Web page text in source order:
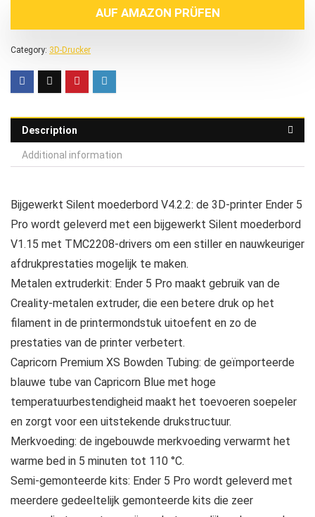
AUF AMAZON PRÜFEN
Category: 3D-Drucker
Description
Additional information
Bijgewerkt Silent moederbord V4.2.2: de 3D-printer Ender 5
Pro wordt geleverd met een bijgewerkt Silent moederbord
V1.15 met TMC2208-drivers om een stiller en nauwkeuriger
afdrukprestaties mogelijk te maken.
Metalen extruderkit: Ender 5 Pro maakt gebruik van de
Creality-metalen extruder, die een betere druk op het
filament in de printermondstuk uitoefent en zo de
prestaties van de printer verbetert.
Capricorn Premium XS Bowden Tubing: de geïmporteerde
blauwe tube van Capricorn Blue met hoge
temperatuurbestendigheid maakt het toevoeren soepeler
en zorgt voor een uitstekende drukstructuur.
Merkvoeding: de ingebouwde merkvoeding verwarmt het
warme bed in 5 minuten tot 110 °C.
Semi-gemonteerde kits: Ender 5 Pro wordt geleverd met
meerdere gedeeltelijk gemonteerde kits die zeer